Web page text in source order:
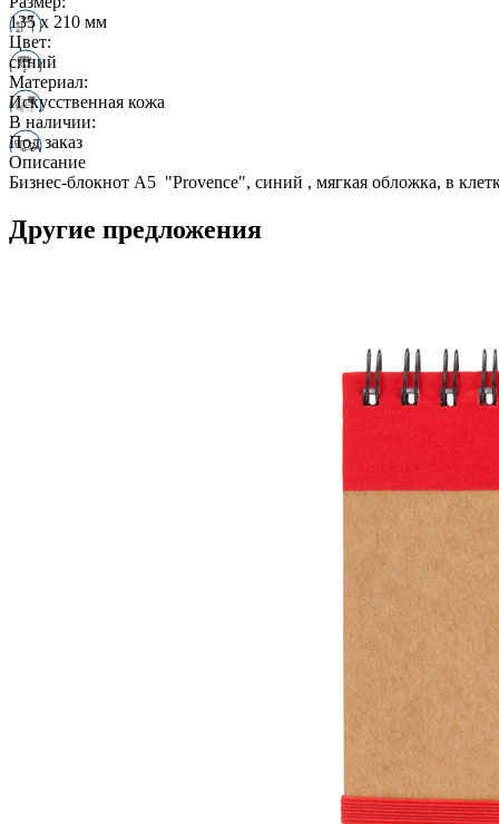
135 х 210 мм
Цвет:
синий
Материал:
Искусственная кожа
В наличии:
Под заказ
Описание
Бизнес-блокнот А5 "Provence", синий , мягкая обложка, в
Другие предложения